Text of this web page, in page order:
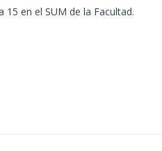
15 en el SUM de la Facultad.